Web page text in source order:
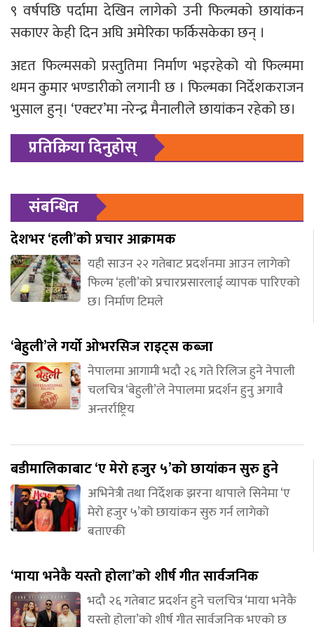
९ वर्षपछि पर्दामा देखिन लागेको उनी फिल्मको छायांकन
सकाएर केही दिन अघि अमेरिका फर्किसकेका छन् ।
अदृत फिल्मसको प्रस्तुतिमा निर्माण भइरहेको यो फिल्ममा
थमन कुमार भण्डारीको लगानी छ । फिल्मका निर्देशकराजन
भुसाल हुन्। ‘एक्टर’मा नरेन्द्र मैनालीले छायांकन रहेको छ।
प्रतिक्रिया दिनुहोस्
संबन्धित
देशभर ‘हली’को प्रचार आक्रामक
यही साउन २२ गतेबाट प्रदर्शनमा आउन लागेको
फिल्म ‘हली’को प्रचारप्रसारलाई व्यापक पारिएको
छ। निर्माण टिमले
‘बेहुली’ले गर्यो ओभरसिज राइट्स कब्जा
नेपालमा आगामी भदौ २६ गते रिलिज हुने नेपाली
चलचित्र ‘बेहुली’ले नेपालमा प्रदर्शन हुनु अगावै
अन्तर्राष्ट्रिय
बडीमालिकाबाट ‘ए मेरो हजुर ५’को छायांकन सुरु हुने
अभिनेत्री तथा निर्देशक झरना थापाले सिनेमा ‘ए
मेरो हजुर ५’को छायांकन सुरु गर्न लागेको
बताएकी
‘माया भनेकै यस्तो होला’को शीर्ष गीत सार्वजनिक
भदौ २६ गतेबाट प्रदर्शन हुने चलचित्र ‘माया भनेकै
यस्तो होला’को शीर्ष गीत सार्वजनिक भएको छ